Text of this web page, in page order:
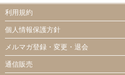
利用規約
個人情報保護方針
メルマガ登録・変更・退会
通信販売